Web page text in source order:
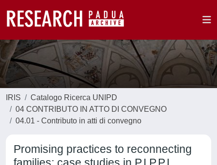
IRIS
Catalogo Ricerca UNIPD
04 CONTRIBUTO IN ATTO DI CONVEGNO
04.01 - Contributo in atti di convegno
Promising practices to reconnecting